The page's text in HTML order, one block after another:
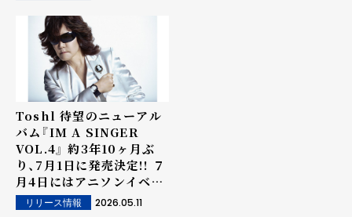
Toshl 待望のニューアル
バム『IM A SINGER
VOL.4』 約3年10ヶ月ぶ
り、7月1日に発売決定!! ７
月4日にはアニソンイベン
トをプロデュース＆開催!
リリース情報 2026.05.11